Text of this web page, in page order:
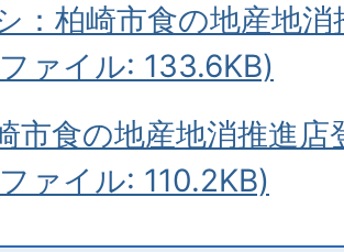
：柏崎市食の地産地
ァイル: 133.6KB)
市食の地産地消推進
ァイル: 110.2KB)